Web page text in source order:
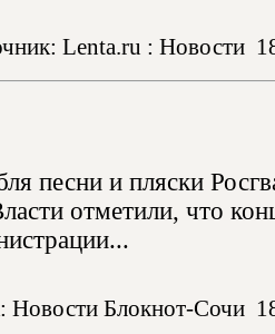
Lenta.ru : Новости
песни и пляски
отметили, что
Новости Блокнот-Сочи